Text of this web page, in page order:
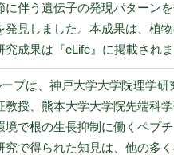
伴う遺伝子の発現パターン
見しました。本成果は、植
成果は『eLife』に掲載されま
プは、神戸大学大学院理学
授、熊本大学大学院先端科
で根の生長抑制に働くペプ
で得られた知見は、他の多